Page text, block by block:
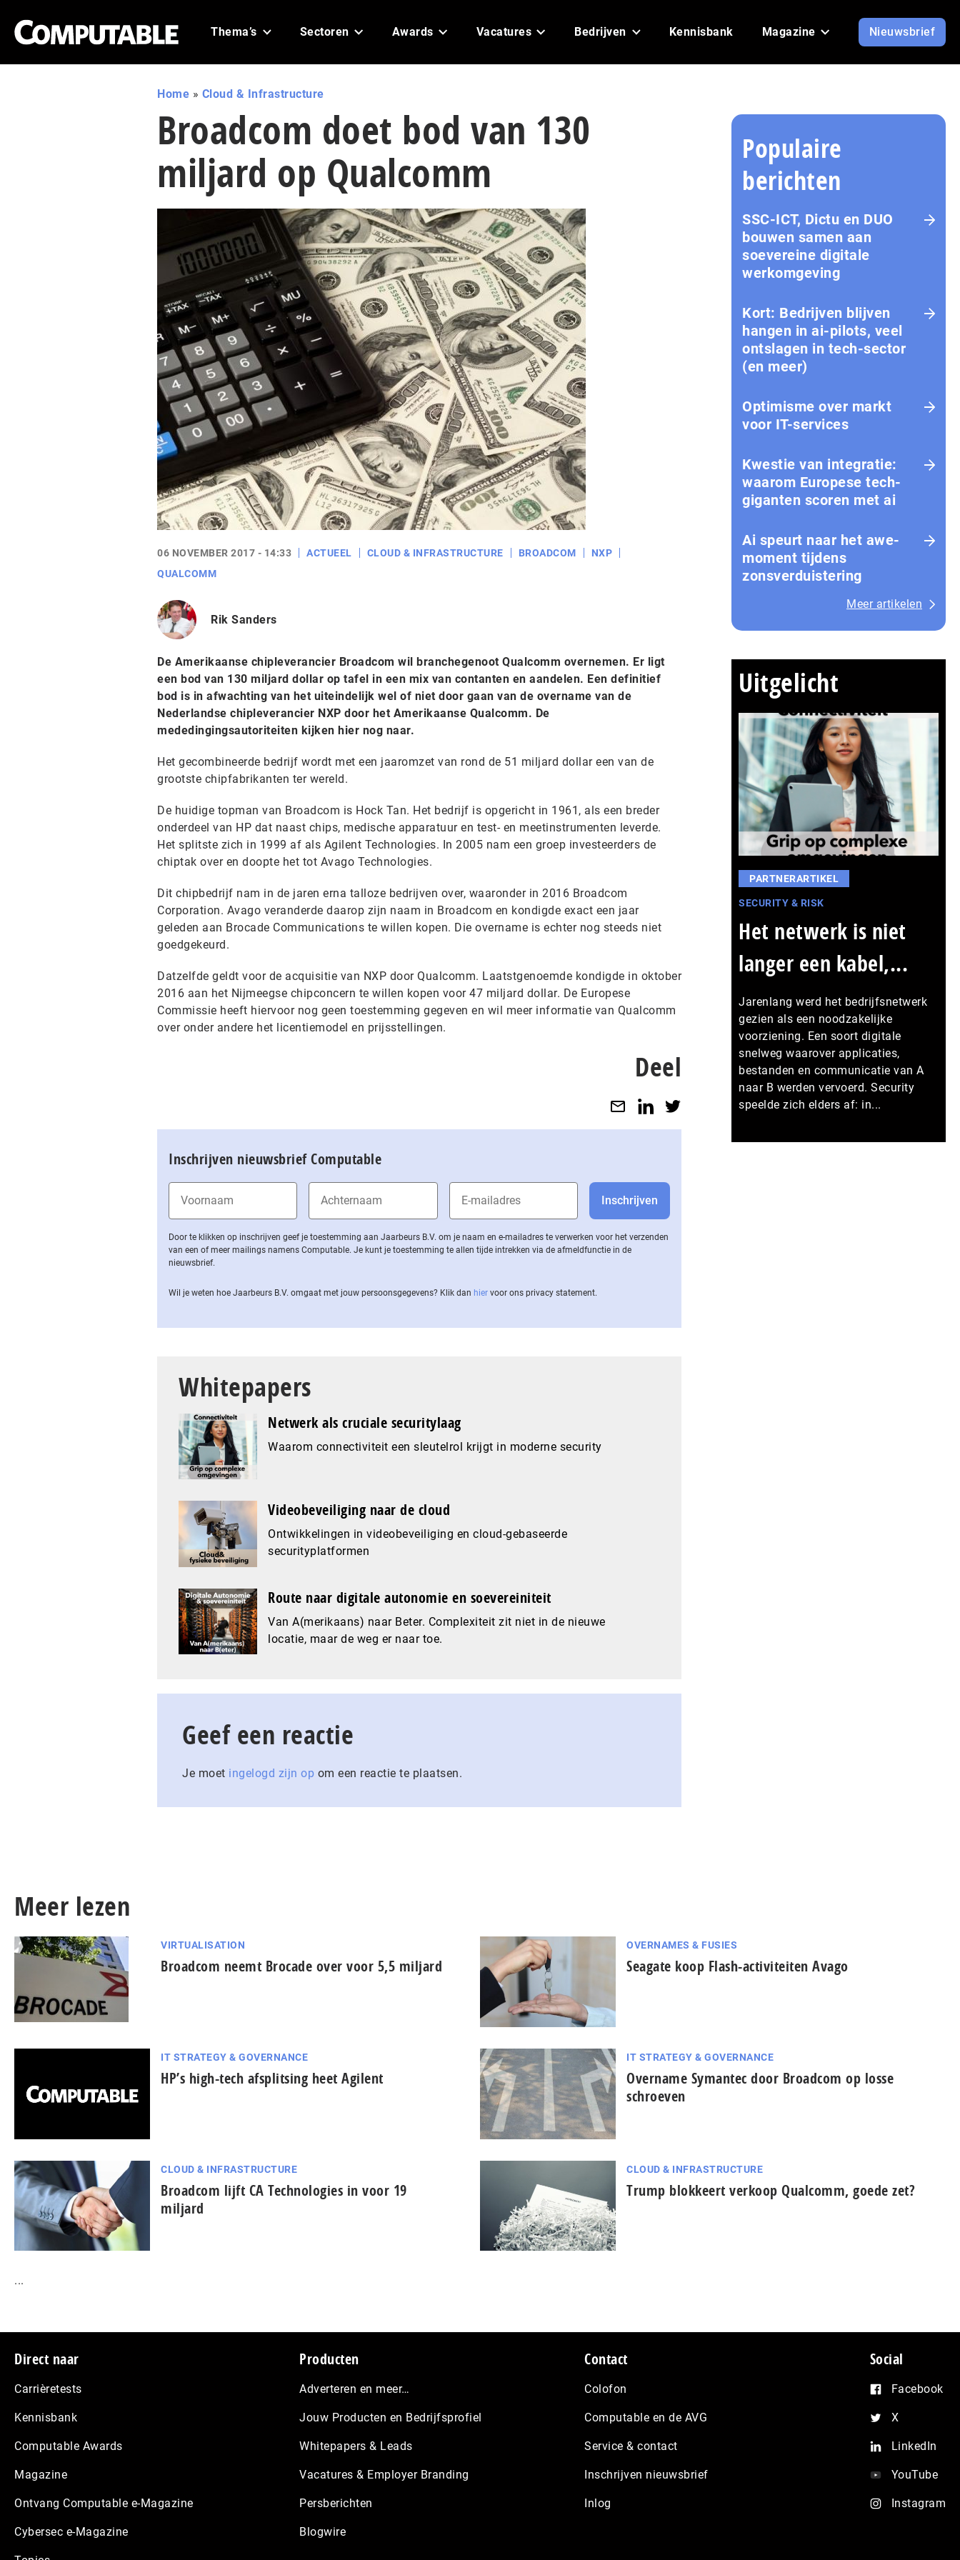
Thema’s Sectoren Awards Vacatures Bedrijven Kennisbank Magazine Nieuwsbrief
Home » Cloud & Infrastructure
Broadcom doet bod van 130
miljard op Qualcomm
06 NOVEMBER 2017 - 14:33 ACTUEEL CLOUD & INFRASTRUCTURE BROADCOM
NXP
QUALCOMM
Rik Sanders
De Amerikaanse chipleverancier Broadcom wil branchegenoot Qualcomm overnemen. Er ligt
een bod van 130 miljard dollar op tafel in een mix van contanten en aandelen. Een definitief
bod is in afwachting van het uiteindelijk wel of niet door gaan van de overname van de
Nederlandse chipleverancier NXP door het Amerikaanse Qualcomm. De
mededingingsautoriteiten kijken hier nog naar.
Het gecombineerde bedrijf wordt met een jaaromzet van rond de 51 miljard dollar een van de
grootste chipfabrikanten ter wereld.
De huidige topman van Broadcom is Hock Tan. Het bedrijf is opgericht in 1961, als een breder
onderdeel van HP dat naast chips, medische apparatuur en test- en meetinstrumenten leverde.
Het splitste zich in 1999 af als Agilent Technologies. In 2005 nam een groep investeerders de
chiptak over en doopte het tot Avago Technologies.
Dit chipbedrijf nam in de jaren erna talloze bedrijven over, waaronder in 2016 Broadcom
Corporation. Avago veranderde daarop zijn naam in Broadcom en kondigde exact een jaar
geleden aan Brocade Communications te willen kopen. Die overname is echter nog steeds niet
goedgekeurd.
Datzelfde geldt voor de acquisitie van NXP door Qualcomm. Laatstgenoemde kondigde in oktober
2016 aan het Nijmeegse chipconcern te willen kopen voor 47 miljard dollar. De Europese
Commissie heeft hiervoor nog geen toestemming gegeven en wil meer informatie van Qualcomm
over onder andere het licentiemodel en prijsstellingen.
Deel
Inschrijven nieuwsbrief Computable
Door te klikken op inschrijven geef je toestemming aan Jaarbeurs B.V. om je naam en e-mailadres te verwerken voor het verzenden
van een of meer mailings namens Computable. Je kunt je toestemming te allen tijde intrekken via de af­meld­func­tie in de
nieuwsbrief.
Wil je weten hoe Jaarbeurs B.V. omgaat met jouw per­soons­ge­ge­vens? Klik dan hier voor ons privacy statement.
Whitepapers
Netwerk als cruciale securitylaag
Waarom connectiviteit een sleutelrol krijgt in moderne security
Videobeveiliging naar de cloud
Ontwikkelingen in videobeveiliging en cloud-gebaseerde
securityplatformen
Route naar digitale autonomie en soevereiniteit
Van A(merikaans) naar Beter. Complexiteit zit niet in de nieuwe
locatie, maar de weg er naar toe.
Geef een reactie
Je moet ingelogd zijn op om een reactie te plaatsen.
Populaire
berichten
SSC-ICT, Dictu en DUO
bouwen samen aan
soevereine digitale
werkomgeving
Kort: Bedrijven blijven
hangen in ai-pilots, veel
ontslagen in tech-sector
(en meer)
Optimisme over markt
voor IT-services
Kwestie van integratie:
waarom Europese tech­
gi­gan­ten scoren met ai
Ai speurt naar het awe-
moment tijdens
zonsverduistering
Meer artikelen
Uitgelicht
PARTNERARTIKEL
SECURITY & RISK
Het netwerk is niet
langer een kabel,...
Jarenlang werd het bedrijfsnetwerk
gezien als een noodzakelijke
voorziening. Een soort digitale
snelweg waarover applicaties,
bestanden en communicatie van A
naar B werden vervoerd. Security
speelde zich elders af: in...
Meer lezen
VIRTUALISATION
Broadcom neemt Brocade over voor 5,5 miljard
OVERNAMES & FUSIES
Seagate koop Flash-activiteiten Avago
IT STRATEGY & GOVERNANCE
HP’s high-tech afsplitsing heet Agilent
IT STRATEGY & GOVERNANCE
Overname Symantec door Broadcom op losse
schroeven
CLOUD & INFRASTRUCTURE
Broadcom lijft CA Technologies in voor 19
miljard
CLOUD & INFRASTRUCTURE
Trump blokkeert verkoop Qualcomm, goede zet?
...
Footer
Direct naar
Carrièretests
Kennisbank
Computable Awards
Magazine
Ontvang Computable e-Magazine
Cybersec e-Magazine
Producten
Adverteren en meer…
Jouw Producten en Bedrijfsprofiel
Whitepapers & Leads
Vacatures & Employer Branding
Persberichten
Blogwire
Contact
Colofon
Computable en de AVG
Service & contact
Inschrijven nieuwsbrief
Inlog
Social
Facebook
X
LinkedIn
YouTube
Instagram